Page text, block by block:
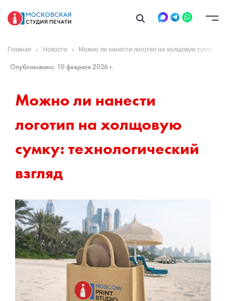
Главная Новости Можно ли нанести логотип на холщовую сумку —
Опубликовано: 10 февраля 2026 г.
Можно ли нанести
логотип на холщовую
сумку: технологический
взгляд